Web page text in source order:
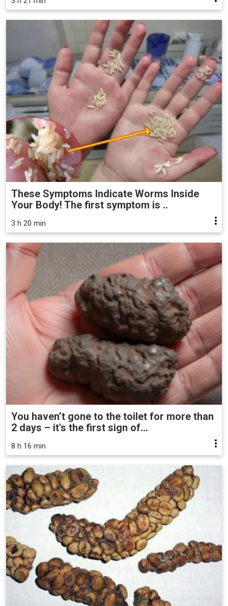
These Symptoms Indicate Worms Inside
Your Body! The first symptom is ..
3 h 20 min
You haven’t gone to the toilet for more than
2 days – it's the first sign of...
8 h 16 min